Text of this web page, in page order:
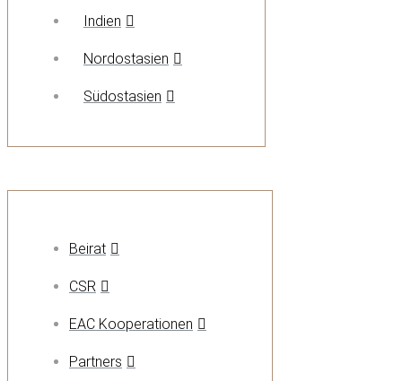
Indien
Nordostasien
Südostasien
Beirat
CSR
EAC Kooperationen
Partners